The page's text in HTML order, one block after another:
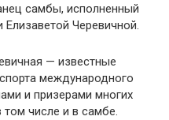
самбы, исполненный
Черевичной.
— известные
международного
и призерами многих
том числе и в самбе.